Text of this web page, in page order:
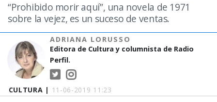
CULTURA | 11-06-2019 11:23
“Prohibido morir aquí”, una novela de 1971
sobre la vejez, es un suceso de ventas.
ADRIANA LORUSSO
Editora de Cultura y columnista de Radio
Perfil.